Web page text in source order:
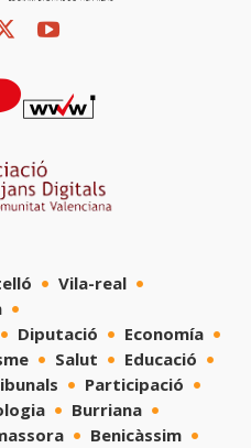
Vila-real
Diputació
Economía
Salut
Educació
Participació
Burriana
Benicàssim